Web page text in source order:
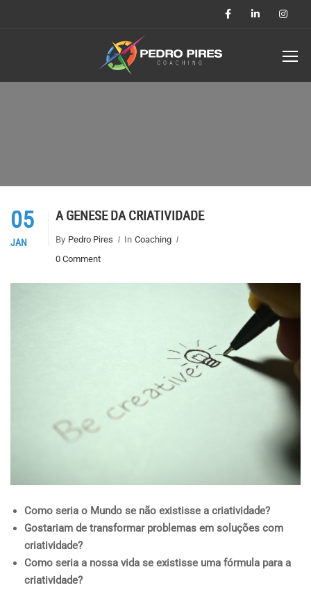
05
JAN
A GÉNESE DA CRIATIVIDADE
By Pedro Pires In Coaching
0 Comment
Como seria o Mundo se não existisse a criatividade?
Gostariam de transformar problemas em soluções com
criatividade?
Como seria a nossa vida se existisse uma fórmula para a
criatividade?